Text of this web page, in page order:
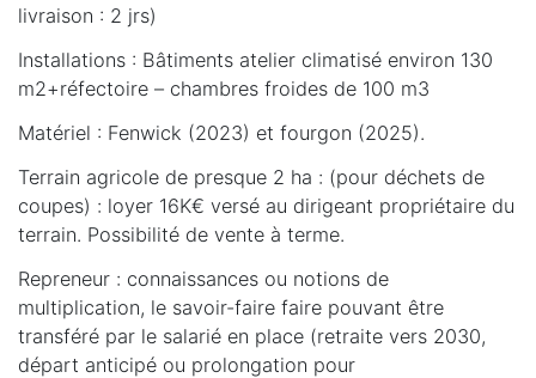
livraison : 2 jrs)
Installations : Bâtiments atelier climatisé environ 130
m2+réfectoire – chambres froides de 100 m3
Matériel : Fenwick (2023) et fourgon (2025).
Terrain agricole de presque 2 ha : (pour déchets de
coupes) : loyer 16K€ versé au dirigeant propriétaire du
terrain. Possibilité de vente à terme.
Repreneur : connaissances ou notions de
multiplication, le savoir-faire faire pouvant être
transféré par le salarié en place (retraite vers 2030,
départ anticipé ou prolongation pour